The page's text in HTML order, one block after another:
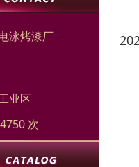
泳烤漆厂
业区
次